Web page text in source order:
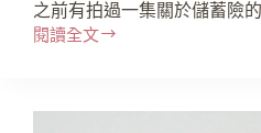
之前有拍過一集關於儲蓄險
閱讀全文